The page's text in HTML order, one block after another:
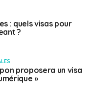
: quels visas pour
?
proposera un visa
»